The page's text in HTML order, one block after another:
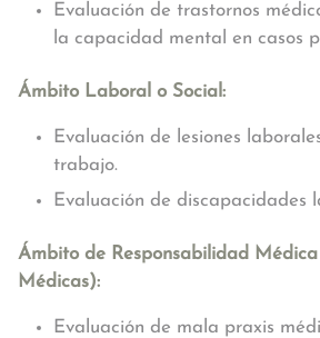
Evaluación de trastornos
la capacidad mental en casos
Ámbito Laboral o Social:
Evaluación de lesiones
trabajo.
Evaluación de discapacidades
Ámbito de Responsabilidad
Médicas):
Evaluación de mala praxis